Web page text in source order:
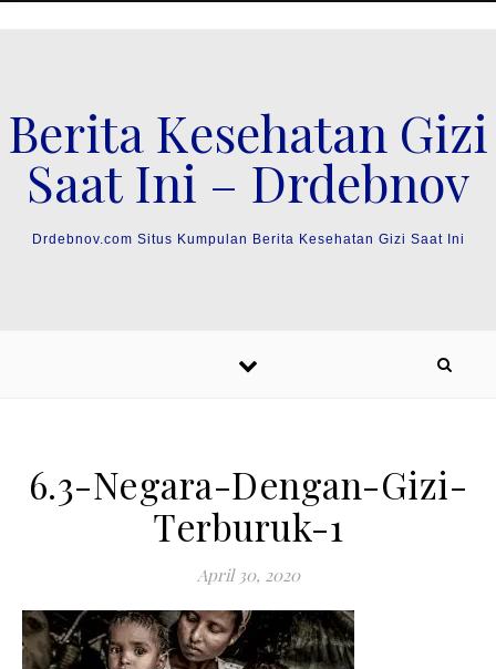
Berita Kesehatan Gizi
Saat Ini – Drdebnov
Drdebnov.com Situs Kumpulan Berita Kesehatan Gizi Saat Ini
6.3-Negara-Dengan-Gizi-
Terburuk-1
April 30, 2020